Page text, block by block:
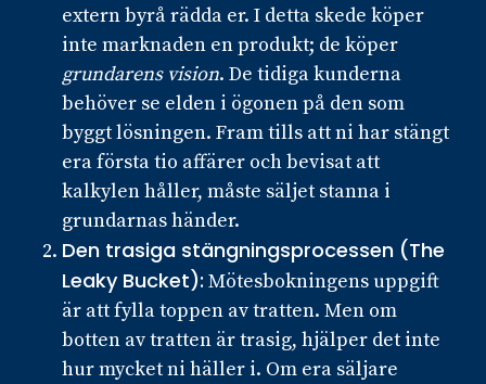
extern byrå rädda er. I detta skede köper
inte marknaden en produkt; de köper
grundarens vision. De tidiga kunderna
behöver se elden i ögonen på den som
byggt lösningen. Fram tills att ni har stängt
era första tio affärer och bevisat att
kalkylen håller, måste säljet stanna i
grundarnas händer.
Den trasiga stängningsprocessen (The
Leaky Bucket): Mötesbokningens uppgift
är att fylla toppen av tratten. Men om
botten av tratten är trasig, hjälper det inte
hur mycket ni häller i. Om era säljare